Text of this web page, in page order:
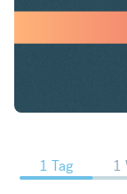
1 Tag 1